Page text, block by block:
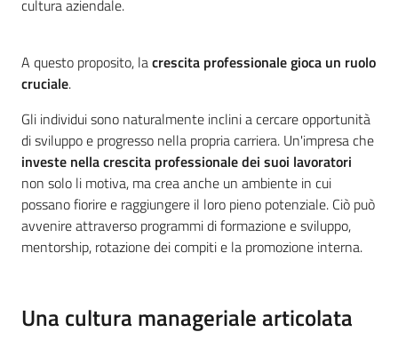
cultura aziendale.
A questo proposito, lacrescita professionale gioca un ruolo
cruciale.
Gli individui sono naturalmente inclini a cercare opportunità
di sviluppo e progresso nella propria carriera. Un'impresa che
investe nella crescita professionale dei suoi lavoratori
non solo li motiva, ma crea anche un ambiente in cui
possano fiorire e raggiungere il loro pieno potenziale. Ciò può
avvenire attraverso programmi di formazione e sviluppo,
mentorship, rotazione dei compiti e la promozione interna.
Una cultura manageriale articolata